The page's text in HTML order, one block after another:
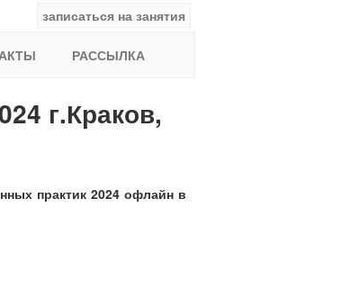
записаться на занятия
РАССЫЛКА
г.Краков,
практик 2024 офлайн в